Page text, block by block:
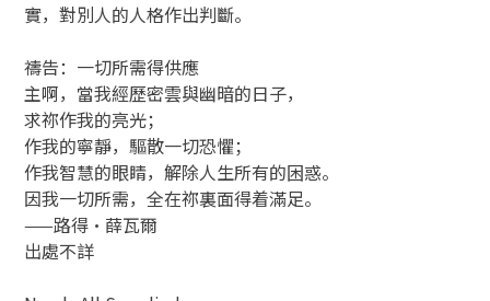
實，對別人的人格作出判斷。
禱告：一切所需得供應
主啊，當我經歷密雲與幽暗的日子，
求祢作我的亮光；
作我的寧靜，驅散一切恐懼；
作我智慧的眼睛，解除人生所有的困惑。
因我一切所需，全在祢裏面得着滿足。
——路得‧薛瓦爾
出處不詳